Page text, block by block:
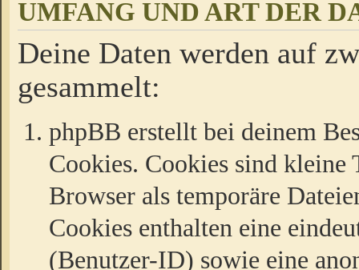
UMFANG UND ART DER
Deine Daten werden auf
gesammelt:
phpBB erstellt bei deinem
Cookies. Cookies sind kleine
Browser als temporäre
Cookies enthalten eine
(Benutzer-ID) sowie eine